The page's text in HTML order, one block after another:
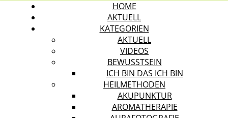
HOME
AKTUELL
KATEGORIEN
AKTUELL
VIDEOS
BEWUSSTSEIN
ICH BIN DAS ICH BIN
HEILMETHODEN
AKUPUNKTUR
AROMATHERAPIE